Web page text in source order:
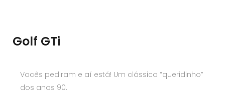
Golf GTi
Vocês pediram e aí está! Um clássico “queridinho”
dos anos 90.